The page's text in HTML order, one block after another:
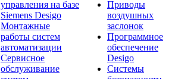
управления на базе
Siemens Desigo
Монтажные
работы систем
автоматизации
Сервисное
обслуживание
Приводы
воздушных
заслонок
Программное
обеспечение
Desigo
Системы